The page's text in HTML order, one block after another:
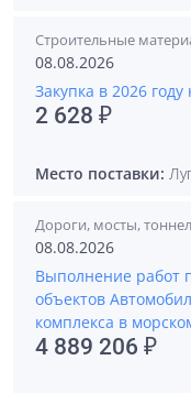
Строительные
08.08.2026
Закупка в 2026
2 628 ₽
Место поставки:
Дороги, мосты,
08.08.2026
Выполнение работ
объектов
комплекса в
4 889 206 ₽